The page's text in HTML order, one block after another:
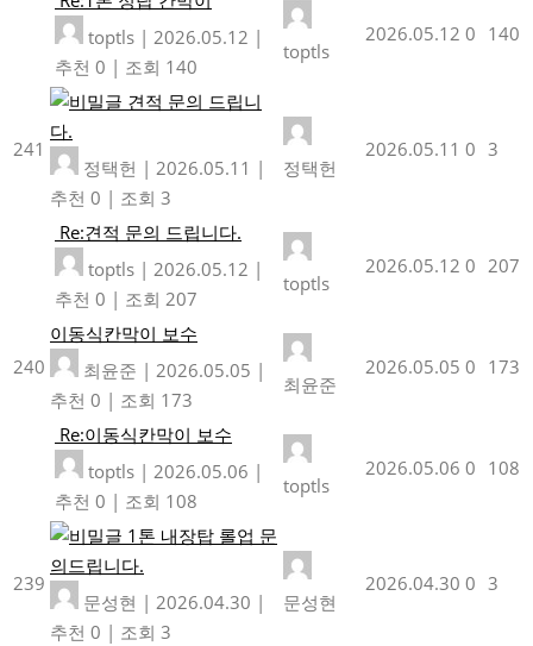
toptls | 2026.05.12 |
추천 0 | 조회 140
toptls
2026.05.12 0 140
241
견적 문의 드립니
다.
정택헌 | 2026.05.11 |
추천 0 | 조회 3
정택헌
2026.05.11 0 3
Re:견적 문의 드립니다.
toptls | 2026.05.12 |
추천 0 | 조회 207
toptls
2026.05.12 0 207
240
이동식칸막이 보수
최윤준 | 2026.05.05 |
추천 0 | 조회 173
최윤준
2026.05.05 0 173
Re:이동식칸막이 보수
toptls | 2026.05.06 |
추천 0 | 조회 108
toptls
2026.05.06 0 108
239
1톤 내장탑 롤업 문
의드립니다.
문성현 | 2026.04.30 |
추천 0 | 조회 3
문성현
2026.04.30 0 3